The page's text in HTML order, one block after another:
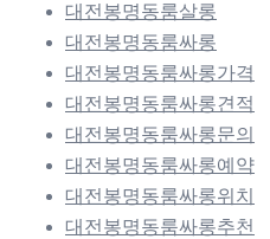
대전봉명동룸살롱
대전봉명동룸싸롱
대전봉명동룸싸롱가격
대전봉명동룸싸롱견적
대전봉명동룸싸롱문의
대전봉명동룸싸롱예약
대전봉명동룸싸롱위치
대전봉명동룸싸롱추천